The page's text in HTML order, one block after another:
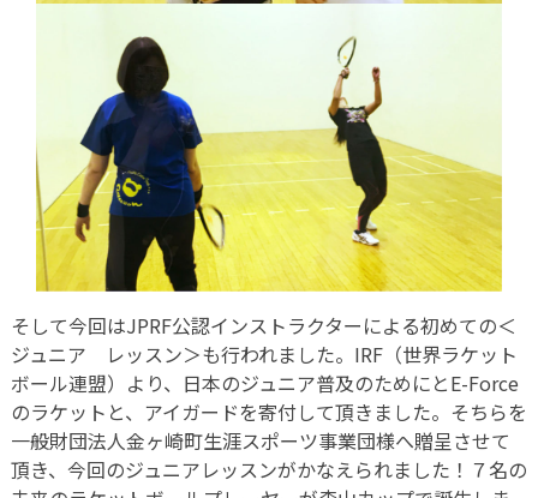
そして今回はJPRF公認インストラクターによる初めての＜
ジュニア レッスン＞も行われました。IRF（世界ラケット
ボール連盟）より、日本のジュニア普及のためにとE-Force
のラケットと、アイガードを寄付して頂きました。そちらを
一般財団法人金ヶ崎町生涯スポーツ事業団様へ贈呈させて
頂き、今回のジュニアレッスンがかなえられました！７名の